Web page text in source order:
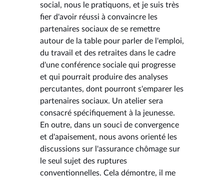
social, nous le pratiquons, et je suis très
fier d'avoir réussi à convaincre les
partenaires sociaux de se remettre
autour de la table pour parler de l'emploi,
du travail et des retraites dans le cadre
d'une conférence sociale qui progresse
et qui pourrait produire des analyses
percutantes, dont pourront s'emparer les
partenaires sociaux. Un atelier sera
consacré spécifiquement à la jeunesse.
En outre, dans un souci de convergence
et d'apaisement, nous avons orienté les
discussions sur l'assurance chômage sur
le seul sujet des ruptures
conventionnelles. Cela démontre, il me